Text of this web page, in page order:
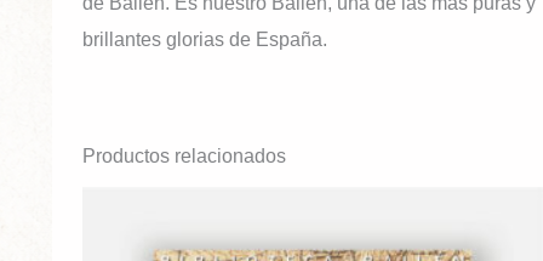
brillantes glorias de España.
Productos relacionados